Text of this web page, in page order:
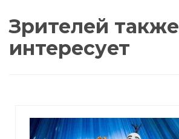
Зрителей также
интересует